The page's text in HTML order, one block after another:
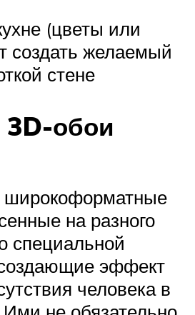
(цветы или
создать желаемый
стене
3D-обои
широкоформатные
на разного
специальной
эффект
человека в